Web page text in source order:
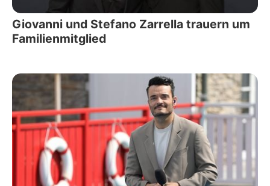
Giovanni und Stefano Zarrella trauern um
Familienmitglied